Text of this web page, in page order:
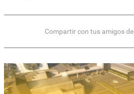
Compartir con tus amigos de